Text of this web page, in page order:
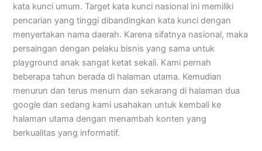
kata kunci umum. Target kata kunci nasional ini memiliki
pencarian yang tinggi dibandingkan kata kunci dengan
menyertakan nama daerah. Karena sifatnya nasional, maka
persaingan dengan pelaku bisnis yang sama untuk
playground anak sangat ketat sekali. Kami pernah
beberapa tahun berada di halaman utama. Kemudian
menurun dan terus menurn dan sekarang di halaman dua
google dan sedang kami usahakan untuk kembali ke
halaman utama dengan menambah konten yang
berkualitas yang informatif.